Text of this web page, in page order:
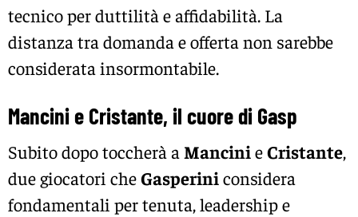
tecnico per duttilità e affidabilità. La
distanza tra domanda e offerta non sarebbe
considerata insormontabile.
Mancini e Cristante, il cuore di Gasp
Subito dopo toccherà a MancinieCristante,
due giocatori cheGasperiniconsidera
fondamentali per tenuta, leadership e